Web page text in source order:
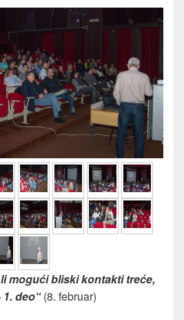
mogući bliski kontakti treće,
deo“(8. februar)